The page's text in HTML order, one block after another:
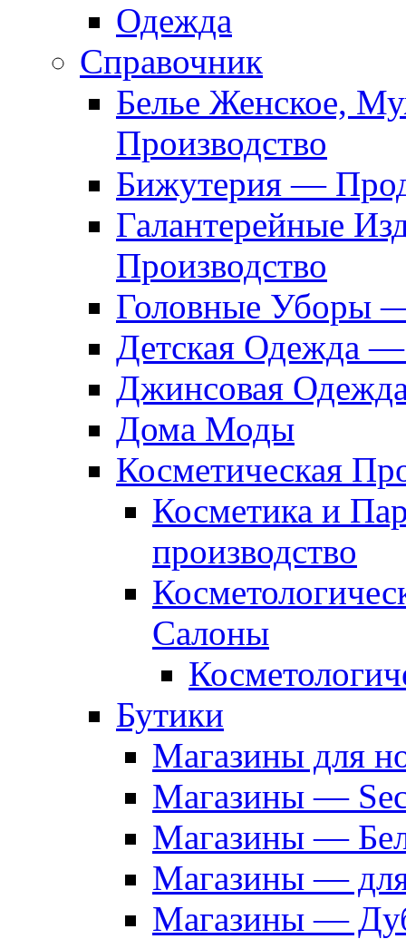
Одежда
Справочник
Белье Женское,
Производство
Бижутерия —
Галантерейные
Производство
Головные Уборы
Детская Одежда
Джинсовая
Дома Моды
Косметическая
Косметика и
производство
Салоны
Бутики
Магазины для
Магазины —
Магазины —
Магазины —
Магазины —